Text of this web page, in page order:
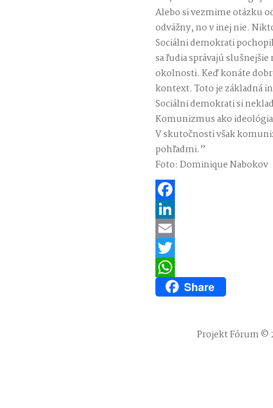
Alebo si vezmime otázku
odvážny, no v inej nie.
Sociálni demokrati
sa ľudia správajú
okolnosti. Keď konáte
kontext. Toto je základná
Sociálni demokrati si
Komunizmus ako
V skutočnosti však
pohľadmi.”
Foto: Dominique Nabokov
Facebook
LinkedIn
Email
Twitter
WhatsAppShare
Projekt Fórum ©